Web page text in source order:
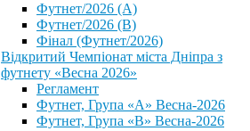
Футнет/2026 (А)
Футнет/2026 (В)
Фінал (Футнет/2026)
Відкритий Чемпіонат міста Дніпра з
футнету «Весна 2026»
Регламент
Футнет, Група «А» Весна-2026
Футнет, Група «В» Весна-2026